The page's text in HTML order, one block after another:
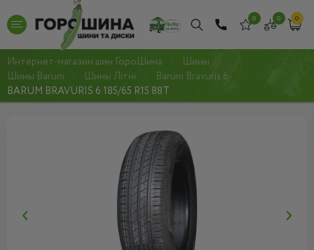
0 0 0
Интернет-магазин шин ГороШина
Шины
Шины Barum
Шины Літні
Barum Bravuris 6
BARUM BRAVURIS 6 185/65 R15 88T